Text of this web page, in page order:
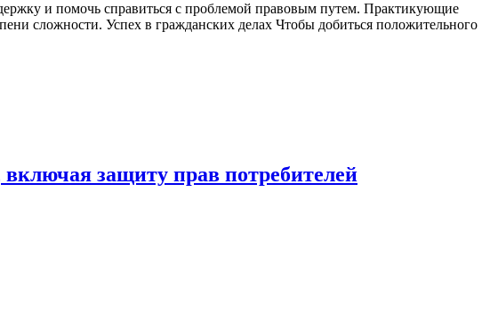
и помочь справиться с проблемой правовым путем. Практикующие
сложности. Успех в гражданских делах Чтобы добиться положительного
защиту прав потребителей